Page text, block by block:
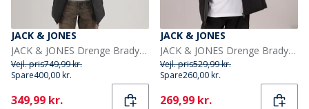
JACK & JONES
JACK & JONES Drenge Brady Puffer Jakke Sort
Vejl. pris749,99 kr.
Spare400,00 kr.
Current
349,99 kr.
JACK & JONES
JACK & JONES Drenge Brady Puffer Jakke Asfalt
Vejl. pris529,99 kr.
Spare260,00 kr.
Current
269,99 kr.